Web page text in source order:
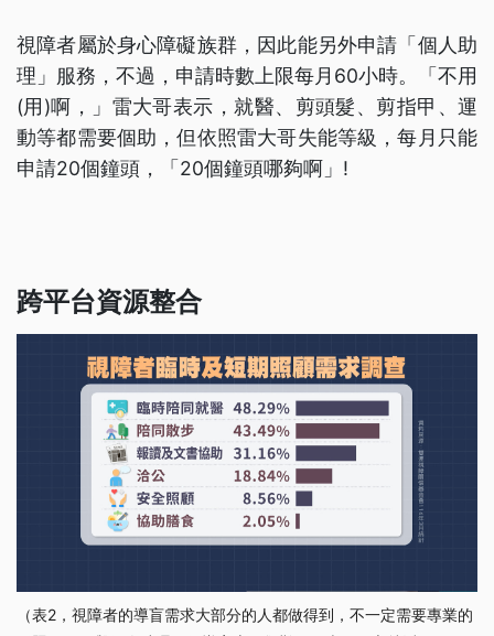
視障者屬於身心障礙族群，因此能另外申請「個人助
理」服務，不過，申請時數上限每月60小時。「不用
(用)啊，」雷大哥表示，就醫、剪頭髮、剪指甲、運
動等都需要個助，但依照雷大哥失能等級，每月只能
申請20個鐘頭，「20個鐘頭哪夠啊」!
跨平台資源整合
（表2，視障者的導盲需求大部分的人都做得到，不一定需要專業的